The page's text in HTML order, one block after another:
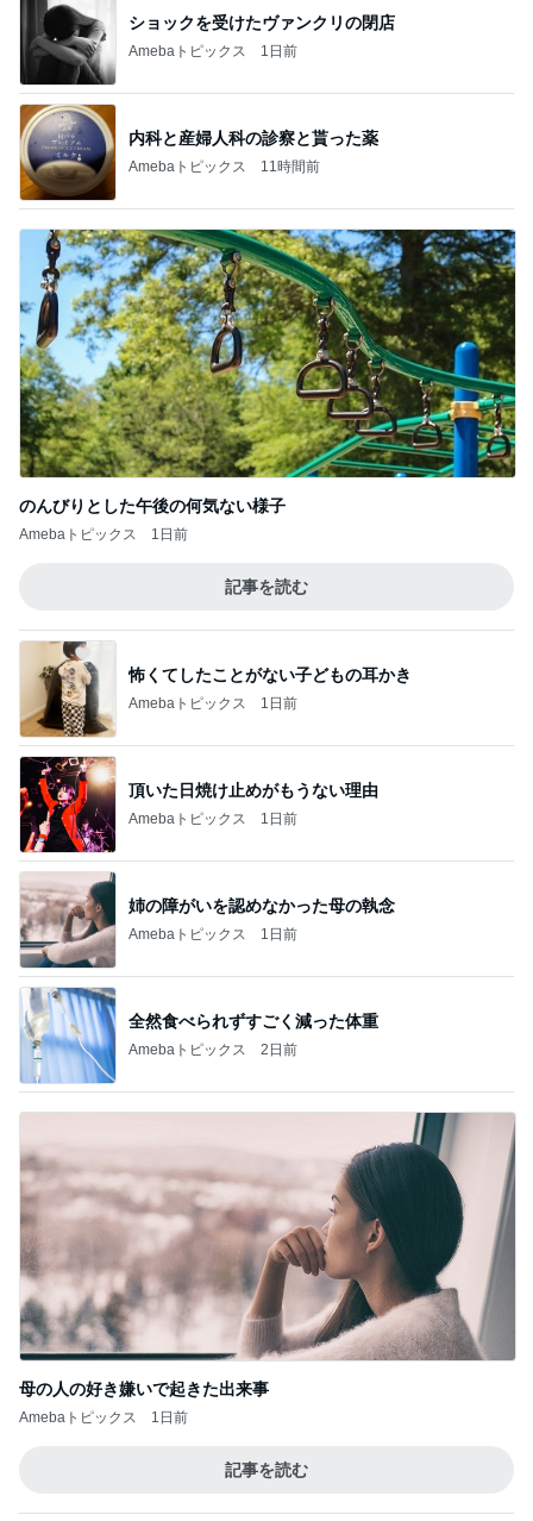
ショックを受けたヴァンクリの閉店
Amebaトピックス 1日前
内科と産婦人科の診察と貰った薬
Amebaトピックス 11時間前
のんびりとした午後の何気ない様子
Amebaトピックス 1日前
記事を読む
怖くてしたことがない子どもの耳かき
Amebaトピックス 1日前
頂いた日焼け止めがもうない理由
Amebaトピックス 1日前
姉の障がいを認めなかった母の執念
Amebaトピックス 1日前
全然食べられずすごく減った体重
Amebaトピックス 2日前
母の人の好き嫌いで起きた出来事
Amebaトピックス 1日前
記事を読む